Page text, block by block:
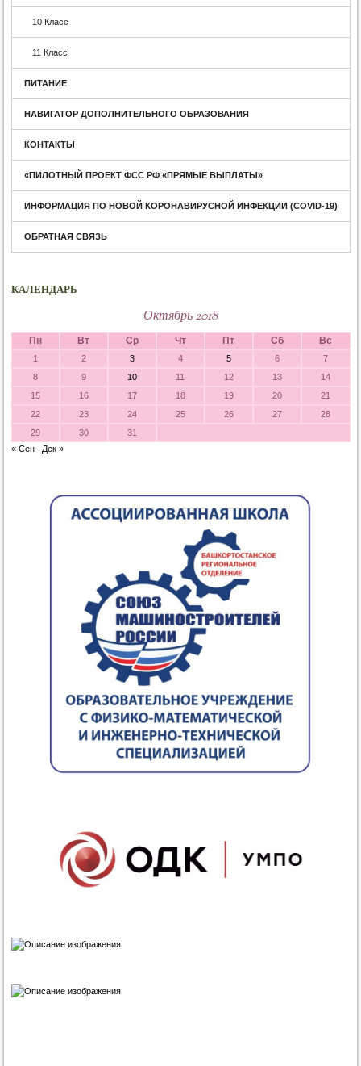
10 Класс
11 Класс
ПИТАНИЕ
НАВИГАТОР ДОПОЛНИТЕЛЬНОГО ОБРАЗОВАНИЯ
КОНТАКТЫ
«ПИЛОТНЫЙ ПРОЕКТ ФСС РФ «ПРЯМЫЕ ВЫПЛАТЫ»
ИНФОРМАЦИЯ ПО НОВОЙ КОРОНАВИРУСНОЙ ИНФЕКЦИИ (COVID-19)
ОБРАТНАЯ СВЯЗЬ
КАЛЕНДАРЬ
Октябрь 2018
Пн Вт Ср Чт Пт Сб Вс
1 2 3 4 5 6
7
8
9 10 11 12 13
14
15
16 17 18 19 20
21
22
23 24 25 26 27
28
29
30
31
« Сен
Дек »